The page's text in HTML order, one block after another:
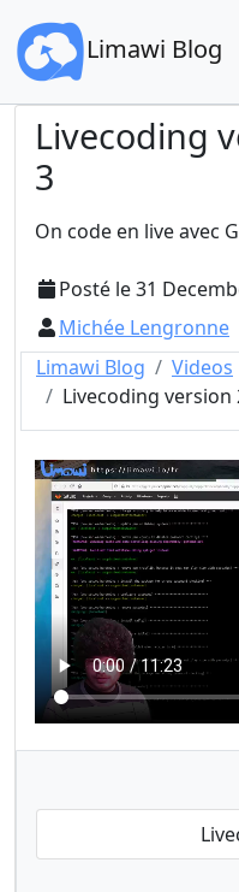
Limawi Blog
Livecoding
3
On code en live avec
Posté le31
Michée Lengronne
Limawi Blog
Videos
Livecoding version